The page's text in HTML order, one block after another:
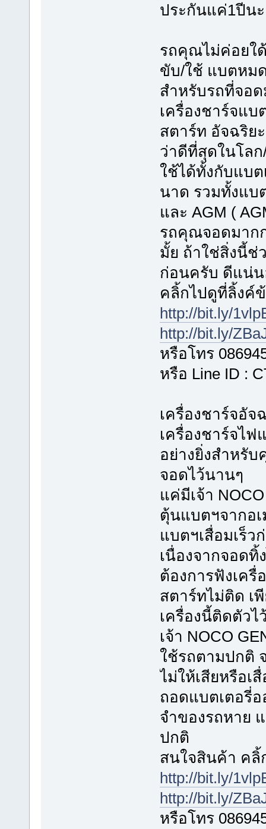
ประกันแค่1ปีน
รถคุณไม่ค่อยใ
ขับ/ใช้ แบตหม
สำหรับรถที่จอ
เครื่องชาร์จแ
สตาร์ท อัจฉริย
ว่าดีที่สุดในโล
ใช้ได้ทั้งกับแบ
นาด รวมทั้งแบ
และ AGM (
รถคุณจอดมาก
มั้ย ถ้าใช่สิ่งนี้
ก่อนครับ ดีแน่
คลิ้กไปดูที่ลิ้งค์
http://bit.ly/
http://bit.ly/
หรือโทร
หรือ Line ID :
เครื่องชาร์จอัจ
เครื่องชาร์จไ
อย่างยิ่งสำหรั
จอดไว้นานๆ
แค่มีเจ้า
ตุ้นแบตฯจากอ
แบตฯเสื่อมเร็
เนื่องจากจอดทิ้
ต้องการฟังเครื่
สตาร์ทไม่ติด เ
เครื่องนี้ติดตัว
เจ้า NOCO
ใช้รถตามปกติ
ไม่ให้เสียหรือเ
ถอดแบตเตอรี่
จำของรถหาย
ปกติ
สนใจสินค้า คลิ้
http://bit.ly/
http://bit.ly/
หรือโทร